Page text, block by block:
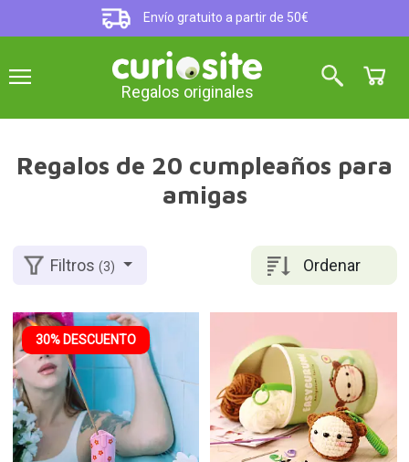
Envío gratuito a partir de 50€
Regalos originales
Regalos de 20 cumpleaños para
amigas
Ordenar
Filtros(3)
30% DESCUENTO